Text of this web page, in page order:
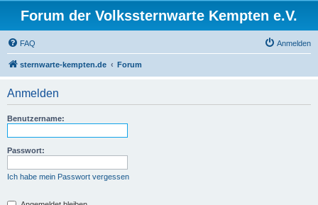
Forum der Volkssternwarte Kempten e.V.
FAQ Anmelden
sternwarte-kempten.de Forum
Anmelden
Benutzername:
Passwort:
Ich habe mein Passwort vergessen